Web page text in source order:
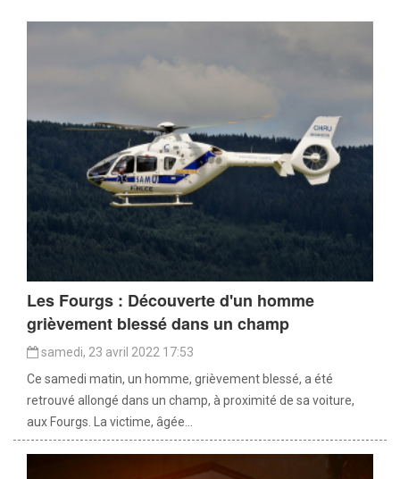
Les Fourgs : Découverte d'un homme
grièvement blessé dans un champ
samedi, 23 avril 2022 17:53
Ce samedi matin, un homme, grièvement blessé, a été
retrouvé allongé dans un champ, à proximité de sa voiture,
aux Fourgs. La victime, âgée...